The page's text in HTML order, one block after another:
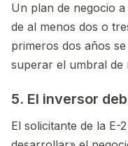
Un plan de negocio
de al menos dos o
primeros dos años
superar el umbral de
5. El inversor
El solicitante de la E-